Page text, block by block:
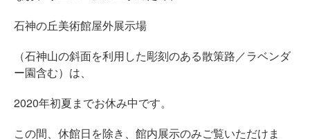
石神の丘美術館屋外展示場
（石神山の斜面を利用した彫刻のある散策路／ラベンダ
ー園含む）は、
2020年初夏までお休み中です。
この間、休館日を除き、館内展示のみご覧いただけま